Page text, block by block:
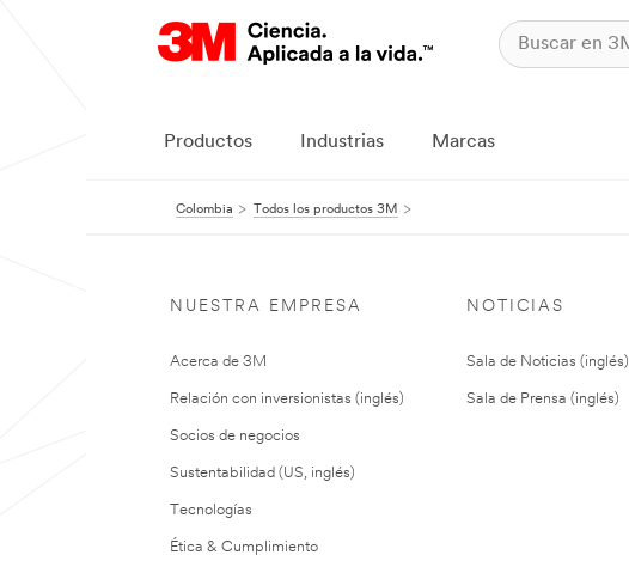
Productos Industrias Marcas
Colombia Todos los productos 3M
NUESTRA EMPRESA
Acerca de 3M
Relación con inversionistas (inglés)
Socios de negocios
Sustentabilidad (US, inglés)
Tecnologías
Ética & Cumplimiento
NOTICIAS
Sala de Noticias (inglés)
Sala de Prensa (inglés)